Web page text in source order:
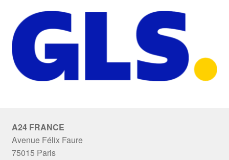
A24 FRANCE
Avenue Félix Faure
75015 Paris